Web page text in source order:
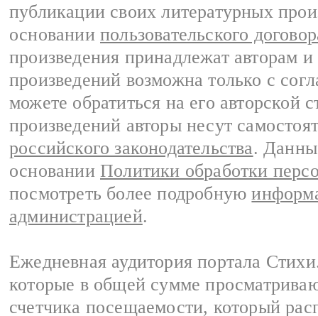
публикации своих литературных
основании пользовательского
произведения принадлежат авторам
произведений возможна только с
можете обратиться на его авторской
произведений авторы несут
российского законодательства.
основании Политики обработки
посмотреть более подробную
администрацией.
Ежедневная аудитория портала
которые в общей сумме
счетчика посещаемости, который